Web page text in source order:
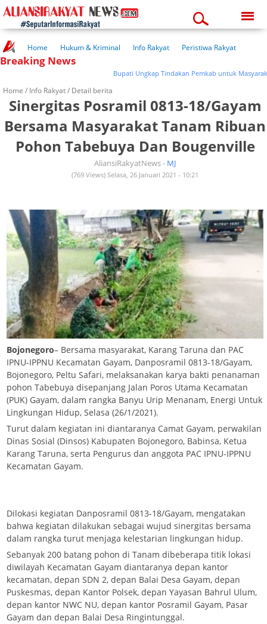
10:29:46 pm
Home Hukum & Kriminal Info Rakyat
Peristiwa Rakyat
Kuliner Rakyat
Wisata Rakyat
Breaking News
Bupati Ungkap Tindakan Pemkab untuk Masyarakat
Home / Info Rakyat/ Detail berita
Sinergitas Posramil 0813-18/Gayam
Bersama Masyarakat Tanam Ribuan
Pohon Tabebuya Dan Bougenville
AliansiRakyatNews - MJ
(769 Views) Selasa, 26 Januari 2021 - 10:21
Bojonegoro– Bersama masyarakat, Karang Taruna dan PAC
IPNU-IPPNU Kecamatan Gayam, Danposramil 0813-18/Gayam,
Bojonegoro, Peltu Safari, melaksanakan karya bakti penanaman
pohon Tabebuya disepanjang Jalan Poros Utama Kecamatan
(PUK) Gayam, dalam rangka Banyu Urip Menanam, Energi Untuk
Lingkungan Hidup, Selasa (26/1/2021).
Turut dalam kegiatan ini diantaranya Camat Gayam, perwakilan
Dinas Sosial (Dinsos) Kabupaten Bojonegoro, Babinsa, Ketua
Karang Taruna, serta Pengurus dan anggota PAC IPNU-IPPNU
Kecamatan Gayam.
Dilokasi kegiatan Danposramil 0813-18/Gayam, mengatakan
bahwa kegiatan dilakukan sebagai wujud sinergitas bersama
dalam rangka turut menjaga kelestarian lingkungan hidup.
Sebanyak 200 batang pohon di Tanam dibeberapa titik lokasi
diwilayah Kecamatan Gayam diantaranya depan kantor
kecamatan, depan SDN 2, depan Balai Desa Gayam, depan
Puskesmas, depan Kantor Polsek, depan Yayasan Bahrul Ulum,
depan kantor NWC NU, depan kantor Posramil Gayam, Pasar
Gayam dan depan Balai Desa Ringintunggal.